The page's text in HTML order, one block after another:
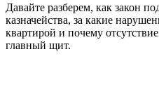
Давайте разберем, как закон
казначейства, за какие
квартирой и почему
главный щит.